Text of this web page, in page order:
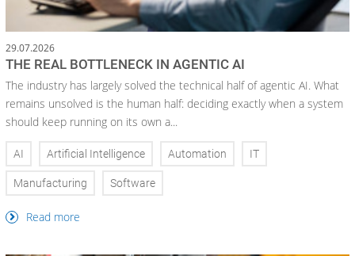
29.07.2026
THE REAL BOTTLENECK IN AGENTIC AI
The industry has largely solved the technical half of agentic AI. What
remains unsolved is the human half: deciding exactly when a system
should keep running on its own a...
AI Artificial Intelligence Automation IT
Manufacturing Software
Read more